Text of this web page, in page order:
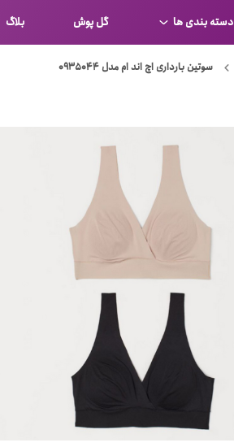
دسته بندی ها
سوتین
ست لباس زیر
لباس خواب
مایو
کاستوم
گل پوش بلاگ
سوتین بارداری اچ اند ام مدل 0935044